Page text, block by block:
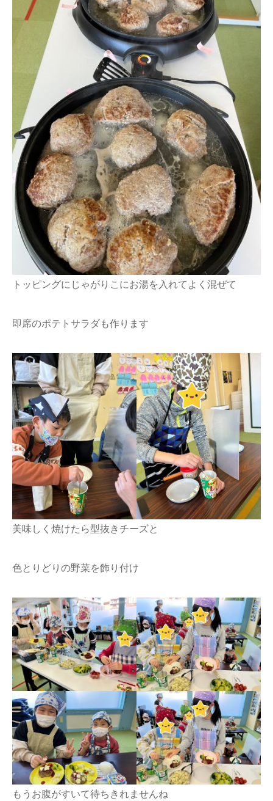
トッピングにじゃがりこにお湯を入れてよく混ぜて
即席のポテトサラダも作ります
美味しく焼けたら型抜きチーズと
色とりどりの野菜を飾り付け
もうお腹がすいて待ちきれませんね